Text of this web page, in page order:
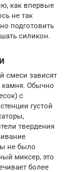
как впервые
не так
подготовить
силикон.
смеси зависят
камня. Обычно
с
густой
твердения
не было
миксер, это
более